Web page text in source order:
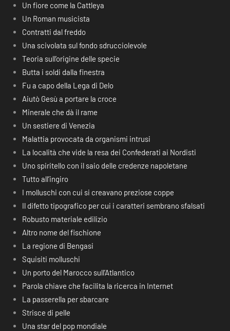
Un fiore come la Cattleya
Un Roman musicista
Contratti dal freddo
Una scivolata sul fondo sdrucciolevole
Teoria sull’origine delle specie
Butta i soldi dalla finestra
Fu a capo della Lega di Delo
Aiutò Gesù a portare la croce
Minerale che dà il rame
Un sestiere di Venezia
Malattia provocata da organismi intrusi
La località che vide la resa dei Confederati ai Nordisti
Uno spiritello con il saio delle credenze napoletane
Tutto all’ingiro
I molluschi con cui si creavano preziose coppe
Il difetto tipografico per cui i caratteri sembrano sfalsati
Robusto materiale edilizio
Altro nome del fischione
La regione di Bengasi
Squisiti molluschi
Un porto del Marocco sull’Atlantico
Parola chiave che facilita la ricerca in Internet
La passerella per sbarcare
Strisce di pelle
Una star del pop mondiale